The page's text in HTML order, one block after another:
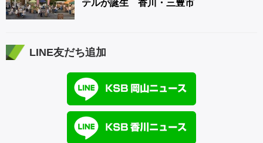
テルが誕生 香川・三豊市
LINE友だち追加